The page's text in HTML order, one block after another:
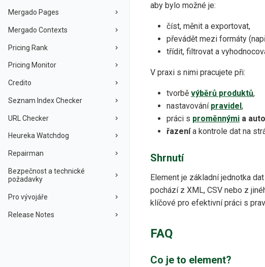
Mergado Pages
Mergado Contexts
Pricing Rank
Pricing Monitor
Credito
Seznam Index Checker
URL Checker
Heureka Watchdog
Repairman
Bezpečnost a technické
požadavky
Pro vývojáře
Release Notes
aby bylo možné je:
číst, měnit a exportovat,
převádět mezi formáty
třídit, filtrovat a
V praxi s nimi pracujete při:
tvorbě výběrů produktů,
nastavování pravidel ,
práci s proměnnými a
řazenía kontrole dat na
Shrnutí
Element je základní jednotka
pochází z XML, CSV nebo z
klíčové pro efektivní práci s
FAQ
Co je to element?